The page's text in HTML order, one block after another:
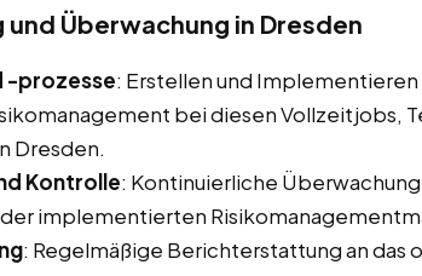
Überwachung in Dresden
-prozesse: Erstellen und Implementieren
bei diesen Vollzeitjobs,
Dresden.
Kontrolle: Kontinuierliche
implementierten
: Regelmäßige Berichterstattung an das